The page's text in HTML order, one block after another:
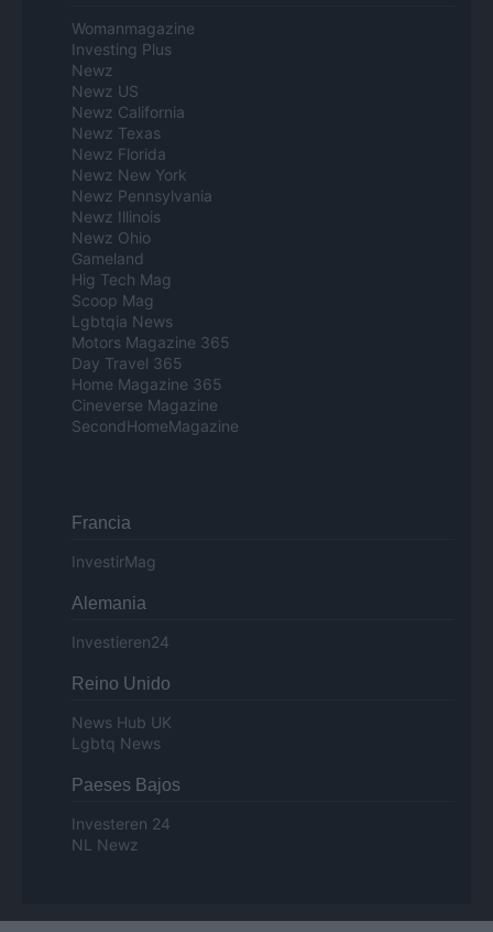
Womanmagazine
Investing Plus
Newz
Newz US
Newz California
Newz Texas
Newz Florida
Newz New York
Newz Pennsylvania
Newz Illinois
Newz Ohio
Gameland
Hig Tech Mag
Scoop Mag
Lgbtqia News
Motors Magazine 365
Day Travel 365
Home Magazine 365
Cineverse Magazine
SecondHomeMagazine
Francia
InvestirMag
Alemania
Investieren24
Reino Unido
News Hub UK
Lgbtq News
Paeses Bajos
Investeren 24
NL Newz